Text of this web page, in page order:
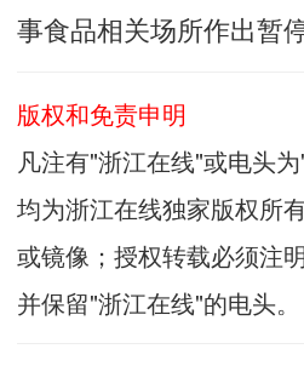
事食品相关场所作出暂
版权和免责申明
凡注有"浙江在线"或电头
均为浙江在线独家版权所
或镜像；授权转载必须注
并保留"浙江在线"的电头。